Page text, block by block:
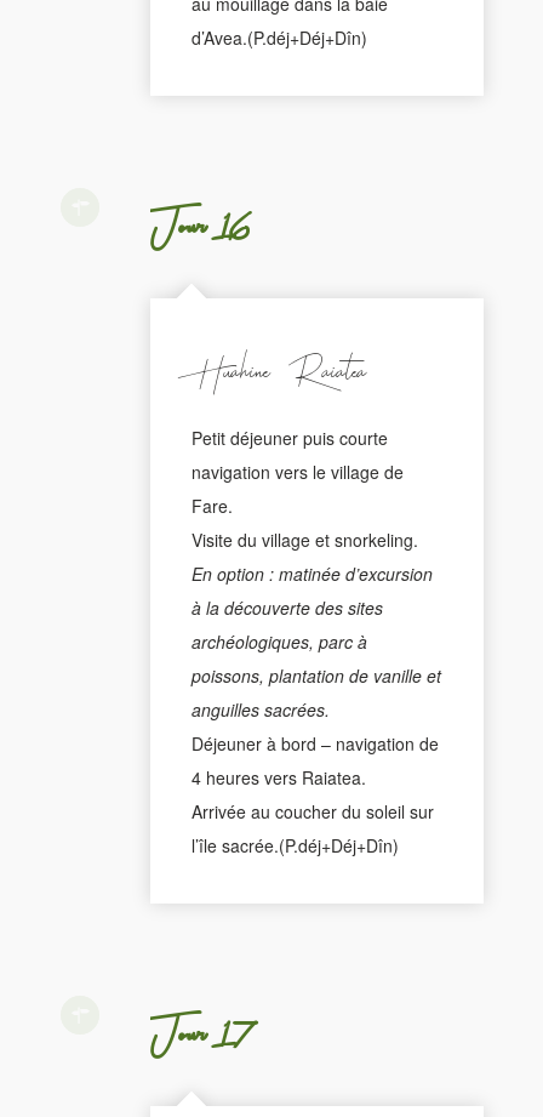
d’Avea.(P.déj+Déj+Dîn)
Jour 16
Huahine - Raiatea
Petit déjeuner puis courte
navigation vers le village de
Fare.
Visite du village et snorkeling.
En option : matinée d’excursion
à la découverte des sites
archéologiques, parc à
poissons, plantation de vanille et
anguilles sacrées.
Déjeuner à bord – navigation de
4 heures vers Raiatea.
Arrivée au coucher du soleil sur
l’île sacrée.(P.déj+Déj+Dîn)
Jour 17